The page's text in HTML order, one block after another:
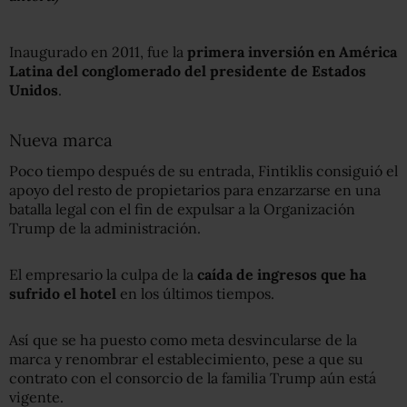
Inaugurado en 2011, fue la primera inversión en América
Latina del conglomerado del presidente de Estados
Unidos.
Nueva marca
Poco tiempo después de su entrada, Fintiklis consiguió el
apoyo del resto de propietarios para enzarzarse en una
batalla legal con el fin de expulsar a la Organización
Trump de la administración.
El empresario la culpa de la caída de ingresos que ha
sufrido el hotel en los últimos tiempos.
Así que se ha puesto como meta desvincularse de la
marca y renombrar el establecimiento, pese a que su
contrato con el consorcio de la familia Trump aún está
vigente.